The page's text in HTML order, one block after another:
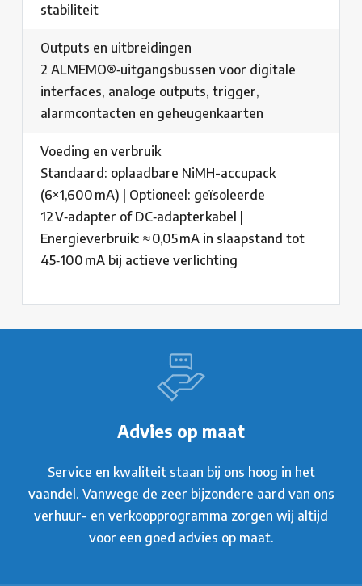
stabiliteit
Outputs en uitbreidingen
2 ALMEMO®‑uitgangsbussen voor digitale
interfaces, analoge outputs, trigger,
alarmcontacten en geheugenkaarten
Voeding en verbruik
Standaard: oplaadbare NiMH-accupack
(6×1,600 mA) | Optioneel: geïsoleerde
12 V‑adapter of DC‑adapterkabel |
Energieverbruik: ≈ 0,05 mA in slaapstand tot
45‑100 mA bij actieve verlichting
Advies op maat
Service en kwaliteit staan bij ons hoog in het
vaandel. Vanwege de zeer bijzondere aard van ons
verhuur- en verkoopprogramma zorgen wij altijd
voor een goed advies op maat.